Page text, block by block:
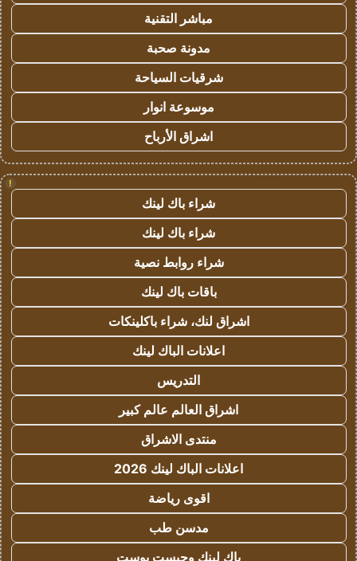
مباشر التقنية
مدونة صحبة
شرقيات السياحة
موسوعة انوار
اشراق الأرباح
!
شراء باك لينك
شراء باك لينك
شراء روابط نصية
باقات باك لينك
اشراق لنك، شراء باكلينكات
اعلانات الباك لينك
التدريس
اشراق العالم عالم كبير
منتدى الاشراق
اعلانات الباك لينك 2026
اقوى رياضة
مدسن طب
باك لينك وجيست بوست